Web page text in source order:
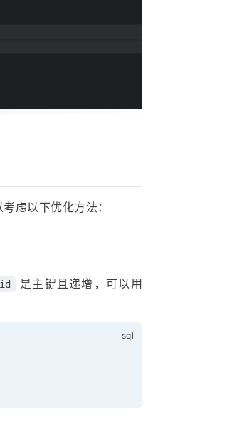
虑以下优化方法：
id 是主键且递增，可以用